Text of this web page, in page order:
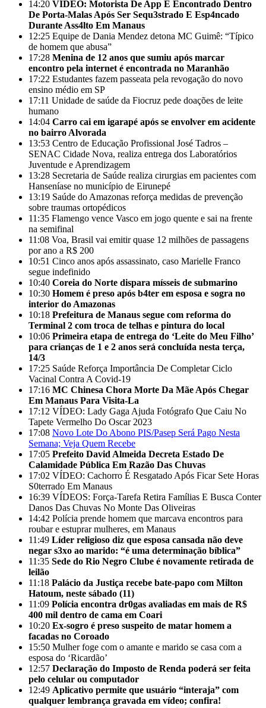
14:20 VÍDEO: Motorista De App É Encontrado Dentro
De Porta-Malas Após Ser Sequ3strado E Esp4ncado
Durante Ass4lto Em Manaus
12:25 Equipe de Dania Mendez detona MC Guimê: “Típico
de homem que abusa”
17:28 Menina de 12 anos que sumiu após marcar
encontro pela internet é encontrada no Maranhão
17:22 Estudantes fazem passeata pela revogação do novo
ensino médio em SP
17:11 Unidade de saúde da Fiocruz pede doações de leite
humano
14:04 Carro cai em igarapé após se envolver em acidente
no bairro Alvorada
13:53 Centro de Educação Profissional José Tadros –
SENAC Cidade Nova, realiza entrega dos Laboratórios
Juventude e Aprendizagem
13:28 Secretaria de Saúde realiza cirurgias em pacientes com
Hanseníase no município de Eirunepé
13:19 Saúde do Amazonas reforça medidas de prevenção
sobre traumas ortopédicos
11:35 Flamengo vence Vasco em jogo quente e sai na frente
na semifinal
11:08 Voa, Brasil vai emitir quase 12 milhões de passagens
por ano a R$ 200
10:51 Cinco anos após assassinato, caso Marielle Franco
segue indefinido
10:40 Coreia do Norte dispara mísseis de submarino
10:30 Homem é preso após b4ter em esposa e sogra no
interior do Amazonas
10:18 Prefeitura de Manaus segue com reforma do
Terminal 2 com troca de telhas e pintura do local
10:06 Primeira etapa de entrega do ‘Leite do Meu Filho’
para crianças de 1 e 2 anos será concluída nesta terça,
14/3
17:25 Saúde Reforça Importância De Completar Ciclo
Vacinal Contra A Covid-19
17:16 MC Chinesa Chora Morte Da Mãe Após Chegar
Em Manaus Para Visita-La
17:12 VÍDEO: Lady Gaga Ajuda Fotógrafo Que Caiu No
Tapete Vermelho Do Oscar 2023
17:08 Novo Lote Do Abono PIS/Pasep Será Pago Nesta
Semana; Veja Quem Recebe
17:05 Prefeito David Almeida Decreta Estado De
Calamidade Pública Em Razão Das Chuvas
17:02 VÍDEO: Cachorro É Resgatado Após Ficar Sete Horas
S0terrado Em Manaus
16:39 VÍDEOS: Força-Tarefa Retira Famílias E Busca Conter
Danos Das Chuvas No Monte Das Oliveiras
14:42 Polícia prende homem que marcava encontros para
roubar e estuprar mulheres, em Manaus
11:49 Líder religioso diz que esposa cansada não deve
negar s3xo ao marido: “é uma determinação bíblica”
11:35 Sede do Rio Negro Clube é novamente retirada de
leilão
11:18 Palácio da Justiça recebe bate-papo com Milton
Hatoum, neste sábado (11)
11:09 Polícia encontra dr0gas avaliadas em mais de R$
400 mil dentro de cama em Coari
10:20 Ex-sogro é preso suspeito de matar homem a
facadas no Coroado
15:50 Mulher foge com o amante e marido se casa com a
esposa do ‘Ricardão’
12:57 Declaração do Imposto de Renda poderá ser feita
pelo celular ou computador
12:49 Aplicativo permite que usuário “interaja” com
qualquer lembrança gravada em vídeo; confira!